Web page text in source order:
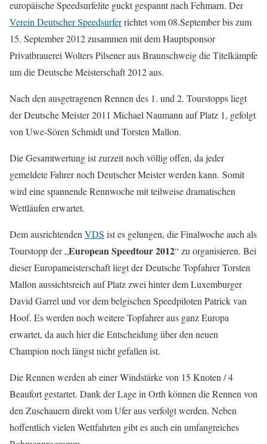
europäische Speedsurfelite guckt gespannt nach Fehmarn. Der
Verein Deutscher Speedsurferrichtet vom 08.September bis zum
15. September 2012 zusammen mit dem Hauptsponsor
Privatbrauerei Wolters Pilsener aus Braunschweig die Titelkämpfe
um die Deutsche Meisterschaft 2012 aus.
Nach den ausgetragenen Rennen des 1. und 2. Tourstopps liegt
der Deutsche Meister 2011 Michael Naumann auf Platz 1, gefolgt
von Uwe-Sören Schmidt und Torsten Mallon.
Die Gesamtwertung ist zurzeit noch völlig offen, da jeder
gemeldete Fahrer noch Deutscher Meister werden kann. Somit
wird eine spannende Rennwoche mit teilweise dramatischen
Wettläufen erwartet.
Dem ausrichtenden VDS ist es gelungen, die Finalwoche auch als
Tourstopp der „European Speedtour 2012“ zu organisieren. Bei
dieser Europameisterschaft liegt der Deutsche Topfahrer Torsten
Mallon aussichtsreich auf Platz zwei hinter dem Luxemburger
David Garrel und vor dem belgischen Speedpiloten Patrick van
Hoof. Es werden noch weitere Topfahrer aus ganz Europa
erwartet, da auch hier die Entscheidung über den neuen
Champion noch längst nicht gefallen ist.
Die Rennen werden ab einer Windstärke von 15 Knoten / 4
Beaufort gestartet. Dank der Lage in Orth können die Rennen von
den Zuschauern direkt vom Ufer aus verfolgt werden. Neben
hoffentlich vielen Wettfahrten gibt es auch ein umfangreiches